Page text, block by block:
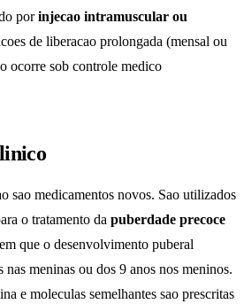
porinjecao intramuscular ou
de liberacao prolongada (mensal ou
ocorre sob controle medico
sao medicamentos novos. Sao utilizados
o tratamento da puberdade precoce
que o desenvolvimento puberal
nas meninas ou dos 9 anos nos meninos.
e moleculas semelhantes sao prescritas